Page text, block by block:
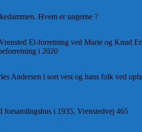
Hvem er ungerne ?
El-forretning ved Marie og Knud
i 2020
Andersen i sort vest og hans folk ved
forsamlingshus i 1935, Vrenstedvej 465